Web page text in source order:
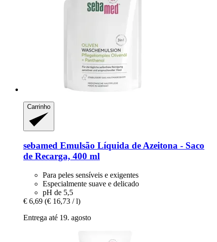
Carrinho
sebamed Emulsão Líquida de Azeitona -​ Saco
de Recarga, 400 ml
Para peles sensíveis e exigentes
Especialmente suave e delicado
pH de 5,5
€ 6,69 (€ 16,73 / l)
Entrega até 19. agosto